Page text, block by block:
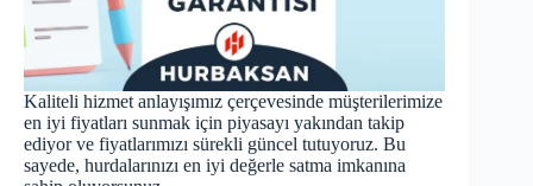
Kaliteli hizmet anlayışımız çerçevesinde müşterilerimize
en iyi fiyatları sunmak için piyasayı yakından takip
ediyor ve fiyatlarımızı sürekli güncel tutuyoruz. Bu
sayede, hurdalarınızı en iyi değerle satma imkanına